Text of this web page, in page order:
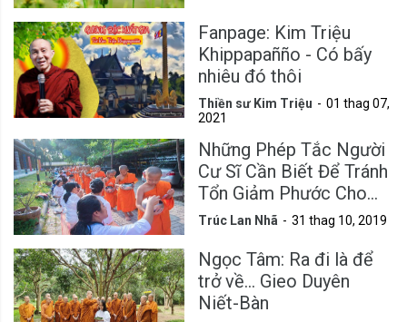
Fanpage: Kim Triệu
Khippapañño - Có bấy
nhiêu đó thôi
Thiền sư Kim Triệu
01 thag 07,
2021
Những Phép Tắc Người
Cư Sĩ Cần Biết Để Tránh
Tổn Giảm Phước Cho
Mình
Trúc Lan Nhã 31 thag 10, 2019
Ngọc Tâm: Ra đi là để
trở về... Gieo Duyên
Niết-Bàn